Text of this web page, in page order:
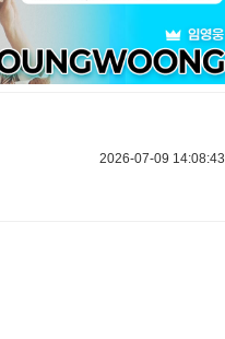
2026-07-09 14:08:43